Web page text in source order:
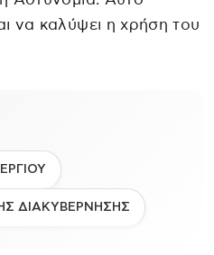
να καλύψει η χρήση του
ΔΙΑΚΥΒΕΡΝΗΣΗΣ